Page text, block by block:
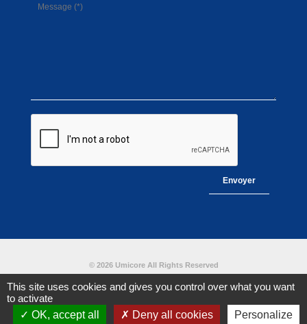
© 2026 Umicore All Rights Reserved
Céramiques techniques Mentions légales
Plan du site
Contact
This site uses cookies and gives you control over what you want
to activate
OK, accept all
Deny all cookies Personalize